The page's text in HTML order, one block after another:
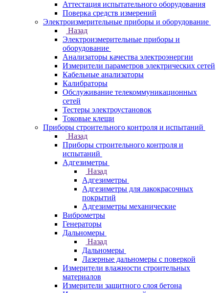
Аттестация испытательного оборудования
Поверка средств измерений
Электроизмерительные приборы и оборудование
Назад
Электроизмерительные приборы и
оборудование
Анализаторы качества электроэнергии
Измерители параметров электрических сетей
Кабельные анализаторы
Калибраторы
Обслуживание телекоммуникационных
сетей
Тестеры электроустановок
Токовые клещи
Приборы строительного контроля и испытаний
Назад
Приборы строительного контроля и
испытаний
Адгезиметры
Назад
Адгезиметры
Адгезиметры для лакокрасочных
покрытий
Адгезиметры механические
Виброметры
Генераторы
Дальномеры
Назад
Дальномеры
Лазерные дальномеры с поверкой
Измерители влажности строительных
материалов
Измерители защитного слоя бетона